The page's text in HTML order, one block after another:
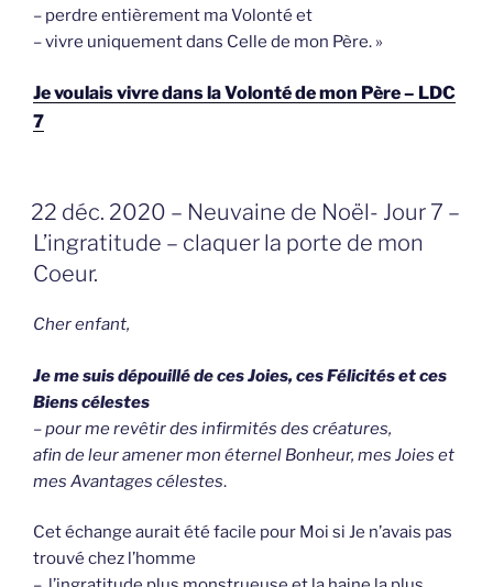
– perdre entièrement ma Volonté et
– vivre uniquement dans Celle de mon Père. »
Je voulais vivre dans la Volonté de mon Père – LDC
7
GEPLAATST
OP
22 déc. 2020 – Neuvaine de Noël- Jour 7 –
L’ingratitude – claquer la porte de mon
Coeur.
Cher enfant,
Je me suis dépouillé de ces Joies, ces Félicités et ces
Biens célestes
– pour me revêtir des infirmités des créatures,
afin de leur amener mon éternel Bonheur, mes Joies et
mes Avantages célestes.
Cet échange aurait été facile pour Moi si Je n’avais pas
trouvé chez l’homme